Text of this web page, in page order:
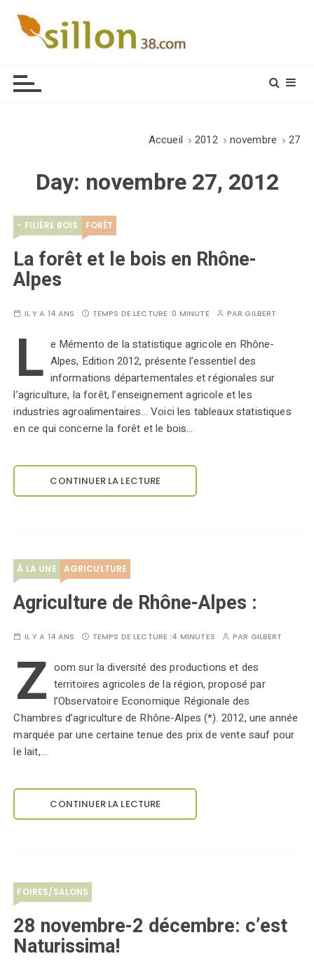
Accueil 2012 novembre 27
Day: novembre 27, 2012
- FILIÈRE BOIS FORÊT
La forêt et le bois en Rhône-
Alpes
IL Y A 14 ANS TEMPS DE LECTURE :0 MINUTE PARGILBERT
L e Mémento de la statistique agricole en Rhône-
Alpes, Edition 2012, présente l’essentiel des
informations départementales et régionales sur
l’agriculture, la forêt, l’enseignement agricole et les
industries agroalimentaires... Voici les tableaux statistiques
en ce qui concerne la forêt et le bois…
CONTINUER LA LECTURE
À LA UNE AGRICULTURE
Agriculture de Rhône-Alpes :
IL Y A 14 ANS TEMPS DE LECTURE :4 MINUTES PAR GILBERT
Z oom sur la diversité des productions et des
territoires agricoles de la région, proposé par
l’Observatoire Economique Régionale des
Chambres d’agriculture de Rhône-Alpes (*). 2012, une année
marquée par une certaine tenue des prix de vente sauf pour
le lait,…
CONTINUER LA LECTURE
FOIRES/SALONS
28 novembre-2 décembre: c’est
Naturissima!